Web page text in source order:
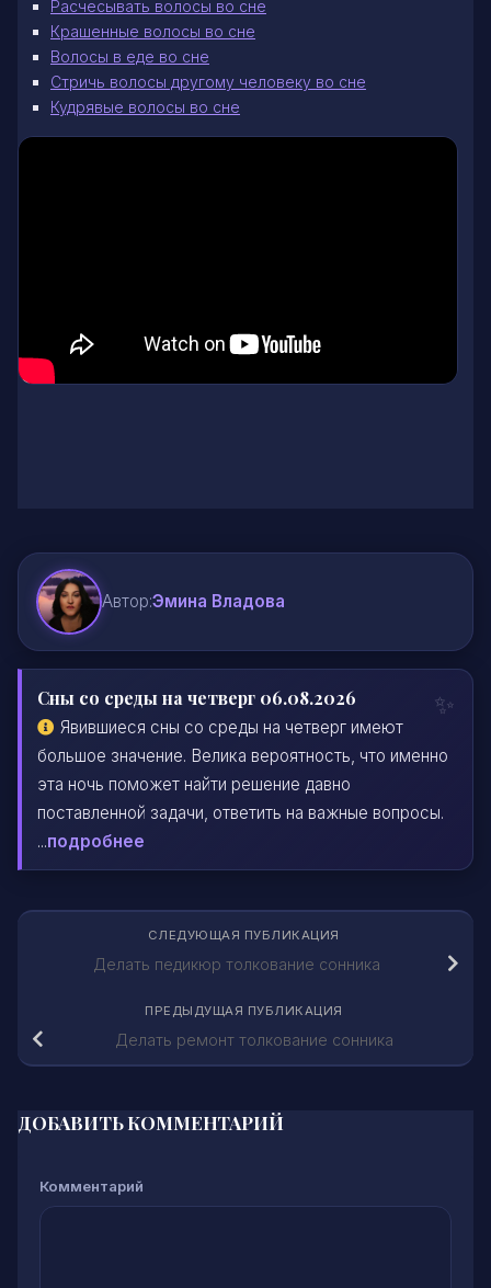
Расчесывать волосы во сне
Крашенные волосы во сне
Волосы в еде во сне
Стричь волосы другому человеку во сне
Кудрявые волосы во сне
Автор:Эмина Владова
Сны со среды на четверг 06.08.2026
Явившиеся сны со среды на четверг имеют
большое значение. Велика вероятность, что именно
эта ночь поможет найти решение давно
поставленной задачи, ответить на важные вопросы.
...подробнее
СЛЕДУЮЩАЯ ПУБЛИКАЦИЯ
Делать педикюр толкование сонника
ПРЕДЫДУЩАЯ ПУБЛИКАЦИЯ
Делать ремонт толкование сонника
ДОБАВИТЬ КОММЕНТАРИЙ
Комментарий